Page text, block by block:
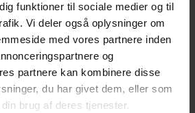
funktioner til sociale medier og til
Vi deler også oplysninger om
med vores partnere inden
og
partnere kan kombinere disse
du har givet dem, eller som
brug af deres tjenester.
THIS LIST